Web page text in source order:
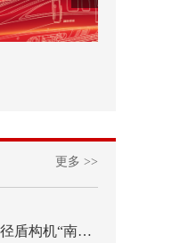
更多 >>
号”在常熟下线